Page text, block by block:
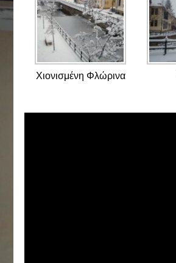
Χιονισμένη Φλώρινα